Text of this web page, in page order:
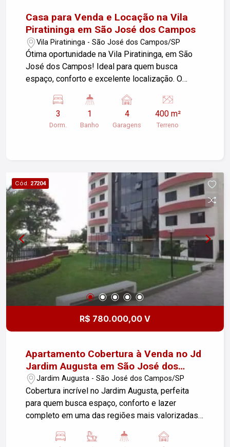
Casa para Venda e Locação na Vila
Piratininga em São José dos Campos
Vila Piratininga - São José dos Campos/SP
Ótima oportunidade na Vila Piratininga, em São
José dos Campos! Ideal para quem busca
espaço, conforto e excelente localização. O
área construída, oferecendo amplo quintal e
ótimo aproveitamento dos ambientes. 3
dormitórios 1 banheiro social Sala ampla Cozinha
área externa, seja para ampliação ou lazer.
Localização estratégica, com fácil acesso a
comércios, escolas e principais vias da cidade.
Entre em contato para mais informações e
agende sua visita! Imobiliária Nova Freitas, seu
sonho começa aqui!
3
Dorm.
1
Banho
4
Garagens
400 m²
Terreno
Cód. 27204
R$ 780.000,00 V
Apartamento Cobertura à Venda no Jd
Jardim Augusta em São José dos
Campos
Jardim Augusta - São José dos Campos/SP
Cobertura incrível no Jardim Augusta, perfeita
para quem busca espaço, conforto e lazer
completo em uma das regiões mais valorizadas
179 m² de área útil, muito bem distribuídos, em